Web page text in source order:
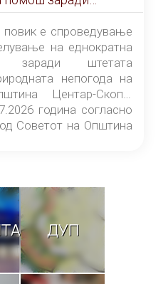
на Општина
е спроведување
на еднократна
заради штетата
непогода на
Центар-Скопје
година согласно
Советот на Општина
ДУП